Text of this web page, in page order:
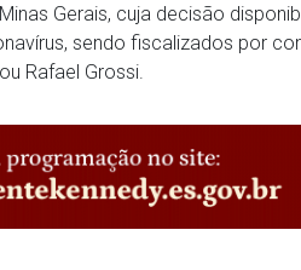
Gerais, cuja decisão
sendo fiscalizados por
Rafael Grossi.